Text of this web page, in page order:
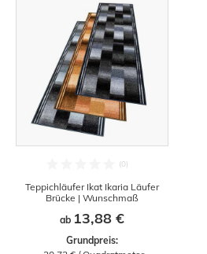
Teppichläufer Ikat Ikaria Läufer
Brücke | Wunschmaß
ab 13,88 €
Grundpreis: